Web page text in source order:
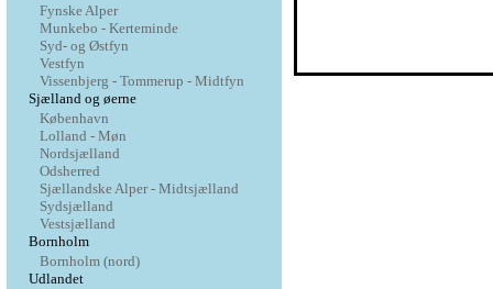
Fynske Alper
Munkebo - Kerteminde
Syd- og Østfyn
Vestfyn
Vissenbjerg - Tommerup - Midtfyn
Sjælland og øerne
København
Lolland - Møn
Nordsjælland
Odsherred
Sjællandske Alper - Midtsjælland
Sydsjælland
Vestsjælland
Bornholm
Bornholm (nord)
Udlandet